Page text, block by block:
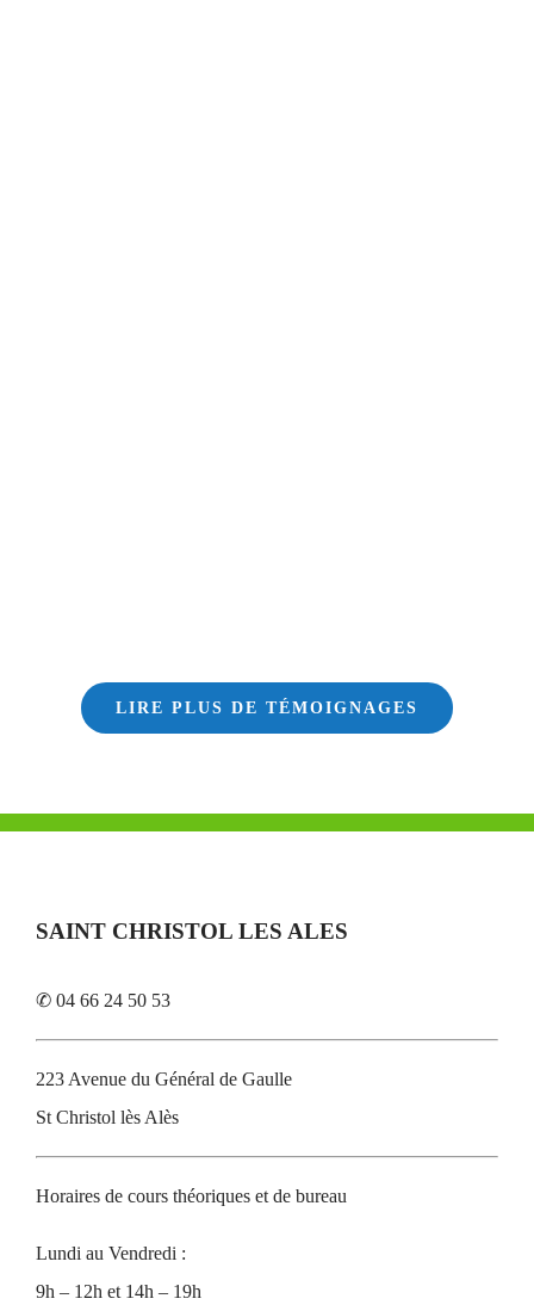
LIRE PLUS DE TÉMOIGNAGES
SAINT CHRISTOL LES ALES
✆ 04 66 24 50 53
223 Avenue du Général de Gaulle
St Christol lès Alès
Horaires de cours théoriques et de bureau
Lundi au Vendredi :
9h – 12h et 14h – 19h